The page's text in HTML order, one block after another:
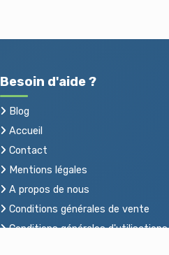
Besoin d'aide ?
Blog
Accueil
Contact
Mentions légales
A propos de nous
Conditions générales de vente
Conditions générales d'utilisations